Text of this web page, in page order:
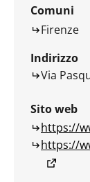
Comuni
Firenze
Indirizzo
Via
Sito web
https://
https://